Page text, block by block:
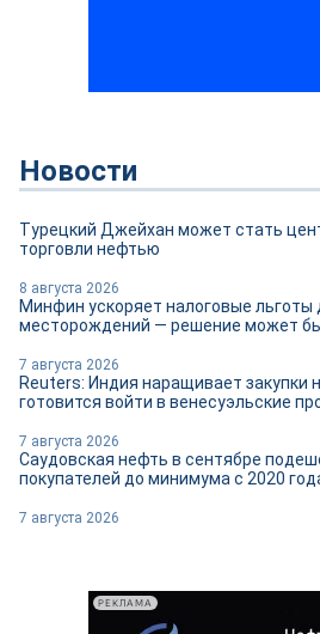
Новости
Турецкий Джейхан может стать
торговли нефтью
8 августа 2026
Минфин ускоряет налоговые
месторождений — решение может
7 августа 2026
Reuters: Индия наращивает закупки
готовится войти в венесуэльские
7 августа 2026
Саудовская нефть в сентябре
покупателей до минимума с 2020
7 августа 2026
РЕКЛАМА